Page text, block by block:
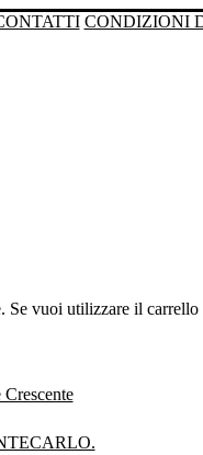
CONDIZIONI
Se vuoi utilizzare il